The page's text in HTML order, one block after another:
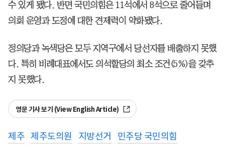
수 있게 됐다. 반면 국민의힘은 11석에서 8석으로 줄어들며
의회 운영과 도정에 대한 견제력이 약화됐다.
정의당과 녹색당은 모두 지역구에서 당선자를 배출하지 못했
다. 특히 비례대표에서도 의석할당의 최소 조건(5%)을 갖추
지 못했다.
영문 기사 보기 (View English Article)
제주 제주도의원 지방선거 민주당 국민의힘